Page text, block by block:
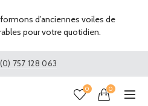
757 128 063
0 0
d’anciennes voiles de
pour votre quotidien.